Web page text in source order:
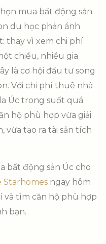
mua bất động sản
du học phản ánh
thay vì xem chi phí
chiều, nhiều gia
là cơ hội đầu tư song
Với chi phí thuê nhà
Úc trong suốt quá
hộ phù hợp vừa giải
vừa tạo ra tài sản tích
bất động sản Úc cho
Starhomes ngay hôm
và tìm căn hộ phù hợp
bạn.